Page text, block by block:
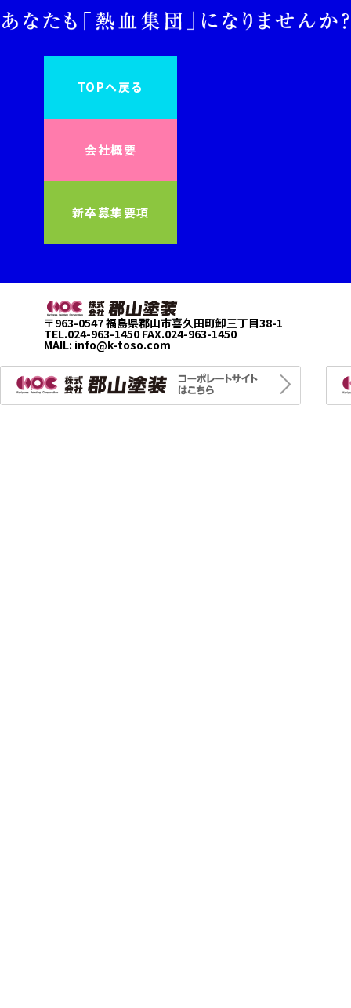
用ブログ メーション
TOPへ戻る
会社概要
新卒募集要項
〒963-0547 福島県郡山市喜久田町卸三丁目38-1
TEL.024-963-1450 FAX.024-963-1450
MAIL: info@k-toso.com